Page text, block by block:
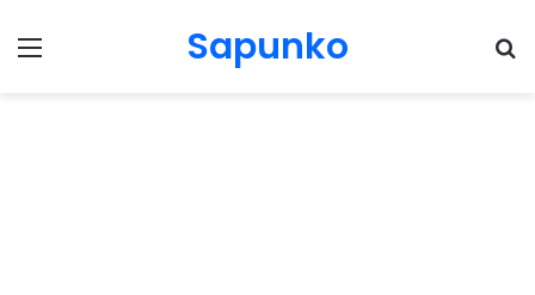
Menu Sapunko